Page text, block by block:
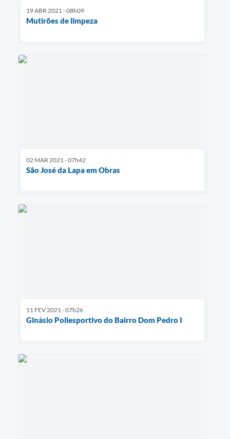
19 ABR 2021 - 08h09
Mutirões de limpeza
02 MAR 2021 - 07h42
São José da Lapa em Obras
11 FEV 2021 - 07h26
Ginásio Poliesportivo do Bairro Dom Pedro I